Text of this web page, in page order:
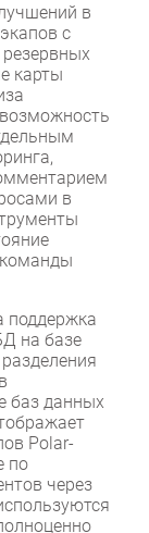
в
с
карты
в
поддержка
на базе
баз данных
Polar-
по
через